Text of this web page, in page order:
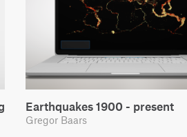
Earthquakes 1900 - present
Gregor Baars